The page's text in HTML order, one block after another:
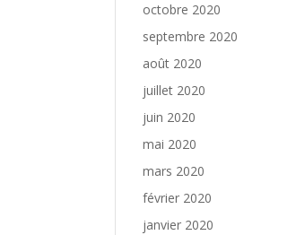
octobre 2020
septembre 2020
août 2020
juillet 2020
juin 2020
mai 2020
mars 2020
février 2020
janvier 2020